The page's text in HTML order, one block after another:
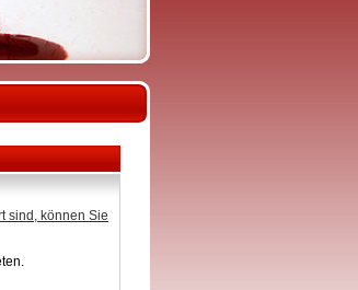
sind, können Sie